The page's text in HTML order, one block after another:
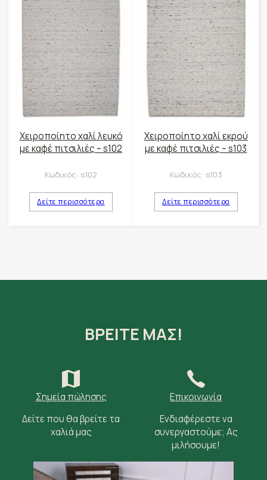
Χειροποίητο χαλί λευκό
με καφέ πιτσιλιές – s102
Κωδικός: s102
Δείτε περισσότερα
Χειροποίητο χαλί εκρού
με καφέ πιτσιλιές – s103
Κωδικός: s103
Δείτε περισσότερα
ΒΡΕΙΤΕ ΜΑΣ!
Σημεία πώλησης
Δείτε που θα βρείτε τα
χαλιά μας
Επικοινωνία
Ενδιαφέρεστε να
συνεργαστούμε; Ας
μιλήσουμε!